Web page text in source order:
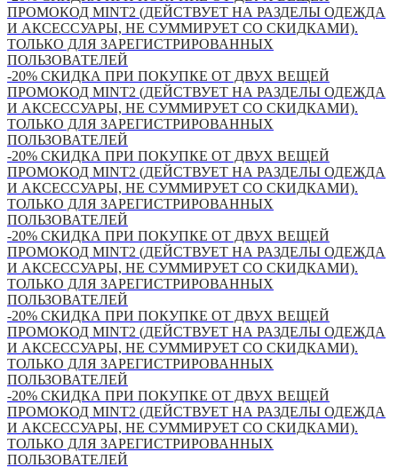
ПРОМОКОД MINT2 (ДЕЙСТВУЕТ НА РАЗДЕЛЫ ОДЕЖДА
И АКСЕССУАРЫ, НЕ СУММИРУЕТ СО СКИДКАМИ).
ТОЛЬКО ДЛЯ ЗАРЕГИСТРИРОВАННЫХ
ПОЛЬЗОВАТЕЛЕЙ
-20% СКИДКА ПРИ ПОКУПКЕ ОТ ДВУХ ВЕЩЕЙ
ПРОМОКОД MINT2 (ДЕЙСТВУЕТ НА РАЗДЕЛЫ ОДЕЖДА
И АКСЕССУАРЫ, НЕ СУММИРУЕТ СО СКИДКАМИ).
ТОЛЬКО ДЛЯ ЗАРЕГИСТРИРОВАННЫХ
ПОЛЬЗОВАТЕЛЕЙ
-20% СКИДКА ПРИ ПОКУПКЕ ОТ ДВУХ ВЕЩЕЙ
ПРОМОКОД MINT2 (ДЕЙСТВУЕТ НА РАЗДЕЛЫ ОДЕЖДА
И АКСЕССУАРЫ, НЕ СУММИРУЕТ СО СКИДКАМИ).
ТОЛЬКО ДЛЯ ЗАРЕГИСТРИРОВАННЫХ
ПОЛЬЗОВАТЕЛЕЙ
-20% СКИДКА ПРИ ПОКУПКЕ ОТ ДВУХ ВЕЩЕЙ
ПРОМОКОД MINT2 (ДЕЙСТВУЕТ НА РАЗДЕЛЫ ОДЕЖДА
И АКСЕССУАРЫ, НЕ СУММИРУЕТ СО СКИДКАМИ).
ТОЛЬКО ДЛЯ ЗАРЕГИСТРИРОВАННЫХ
ПОЛЬЗОВАТЕЛЕЙ
-20% СКИДКА ПРИ ПОКУПКЕ ОТ ДВУХ ВЕЩЕЙ
ПРОМОКОД MINT2 (ДЕЙСТВУЕТ НА РАЗДЕЛЫ ОДЕЖДА
И АКСЕССУАРЫ, НЕ СУММИРУЕТ СО СКИДКАМИ).
ТОЛЬКО ДЛЯ ЗАРЕГИСТРИРОВАННЫХ
ПОЛЬЗОВАТЕЛЕЙ
-20% СКИДКА ПРИ ПОКУПКЕ ОТ ДВУХ ВЕЩЕЙ
ПРОМОКОД MINT2 (ДЕЙСТВУЕТ НА РАЗДЕЛЫ ОДЕЖДА
И АКСЕССУАРЫ, НЕ СУММИРУЕТ СО СКИДКАМИ).
ТОЛЬКО ДЛЯ ЗАРЕГИСТРИРОВАННЫХ
ПОЛЬЗОВАТЕЛЕЙ